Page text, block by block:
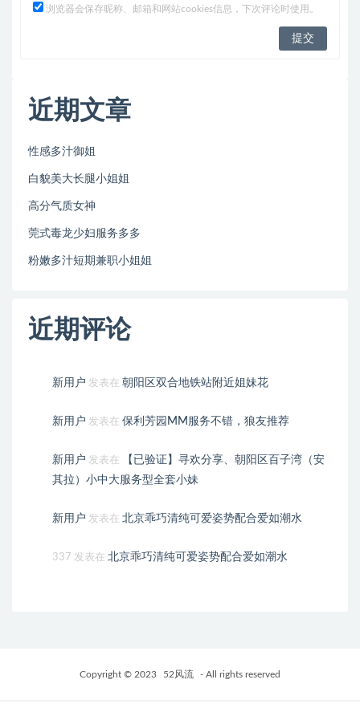
浏览器会保存昵称、邮箱和网站cookies信息，下次评论时使用。
近期文章
性感多汁御姐
白貌美大长腿小姐姐
高分气质女神
莞式毒龙少妇服务多多
粉嫩多汁短期兼职小姐姐
近期评论
新用户 发表在 朝阳区双合地铁站附近姐妹花
新用户 发表在 保利芳园MM服务不错，狼友推荐
新用户 发表在
【已验证】寻欢分享、朝阳区百子湾（安
其拉）小中大服务型全套小妹
新用户 发表在 北京乖巧清纯可爱姿势配合爱如潮水
337 发表在 北京乖巧清纯可爱姿势配合爱如潮水
Copyright © 2023 52风流 - All rights reserved